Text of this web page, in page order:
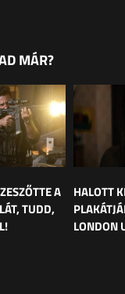
MÁR?
A
TUDD,
HALOTT
LONDON